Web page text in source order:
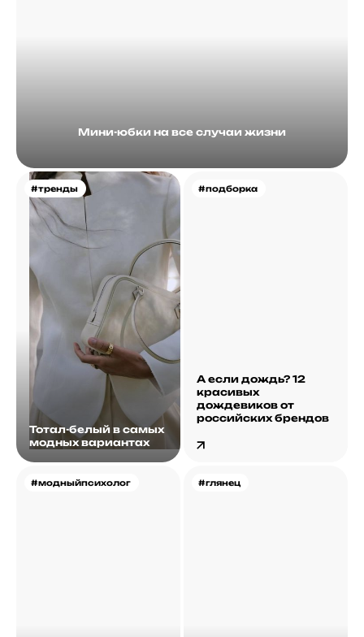
Мини-юбки на все случаи жизни
#тренды
Тотал-белый в самых
модных вариантах
#подборка
А если дождь? 12
красивых
дождевиков от
российских брендов
#модныйпсихолог #глянец